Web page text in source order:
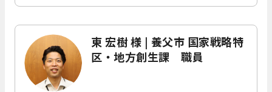
東 宏樹 様 | 養父市 国家戦略特
区・地方創生課 職員